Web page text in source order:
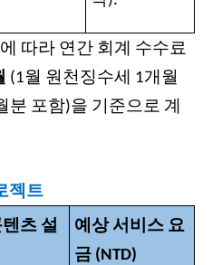
따라 연간 회계 수수료
(1월 원천징수세 1개월
분 포함)을 기준으로 계
젝트
츠 설
예상 서비스 요
금 (NTD)